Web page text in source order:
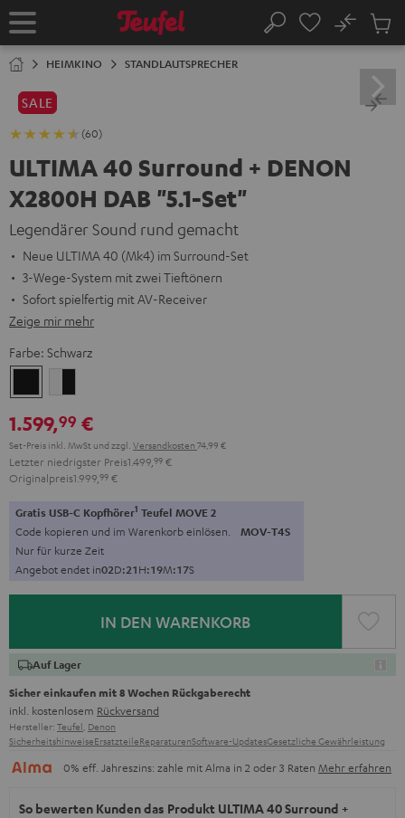
Startseite Suche
No
HEIMKINO STANDLAUTSPRECHER
SALE
(60)
ULTIMA 40 Surround + DENON
X2800H DAB "5.1-Set"
Legendärer Sound rund gemacht
Neue ULTIMA 40 (Mk4) im Surround-Set
3-Wege-System mit zwei Tieftönern
Sofort spielfertig mit AV-Receiver
Zeige mir mehr
Farbe: Schwarz
Schwarz
1.599,99 €
Set-Preis inkl. MwSt und zzgl. Versandkosten 74,99 €
Letzter niedrigster Preis1.499, 99 €
Originalpreis1.999, 99 €
Gratis USB-C Kopfhörer1 Teufel MOVE 2
Code kopieren und im Warenkorb einlösen. MOV-T4S
Nur für kurze Zeit
Angebot endet in02D:21H:19M:16S
IN DEN WARENKORB
Auf Lager
Sicher einkaufen mit 8 Wochen Rückgaberecht
inkl. kostenlosem Rückversand
Hersteller: Teufel, Denon
SicherheitshinweiseErsatzteileReparaturenSoftware-UpdatesGesetzliche Gewährleistung
0% eff. Jahreszins: zahle mit Alma in 2 oder 3 Raten Mehr erfahren
So bewerten Kunden das Produkt ULTIMA 40 Surround +